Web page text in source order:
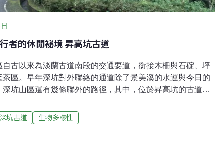
者的休閒祕境 昇高坑古道
自古以來為淡蘭古道南段的交通要道，銜接木柵與石碇、坪
茶區。早年深坑對外聯絡的通道除了景美溪的水運與今日的
深坑山區還有幾條聯外的路徑，其中，位於昇高坑的古道除
具有若干地理特質，堪為避開熙攘人潮的另條幽靜休閒運
前世今生 從產業農路到健行步道昇高坑古道即現在的昇高
深坑古道 生物多樣性